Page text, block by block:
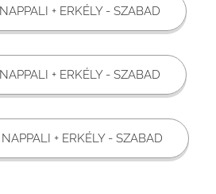
+ ERKÉLY - SZABAD
+ ERKÉLY - SZABAD
+ ERKÉLY - SZABAD